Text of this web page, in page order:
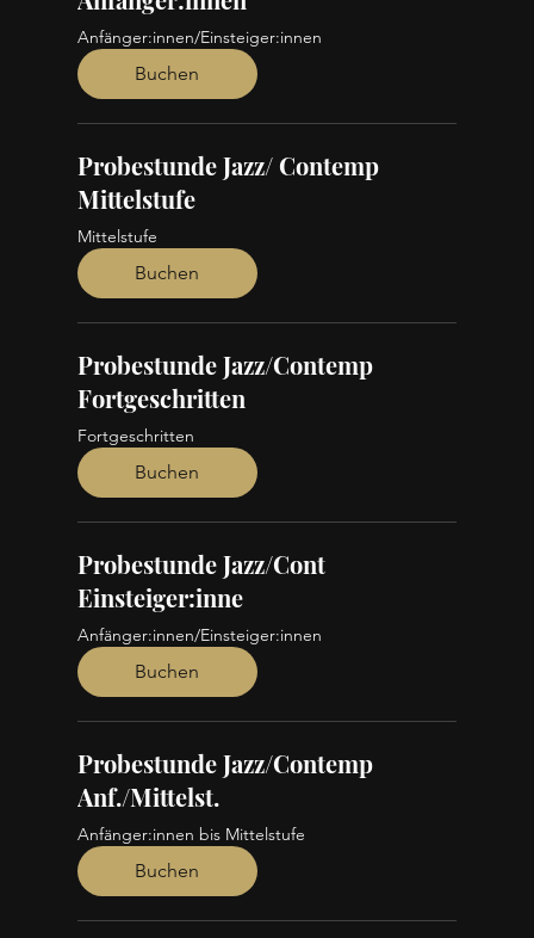
Anfänger:innen/Einsteiger:innen
Buchen
Probestunde Jazz/ Contemp
Mittelstufe
Mittelstufe
Buchen
Probestunde Jazz/Contemp
Fortgeschritten
Fortgeschritten
Buchen
Probestunde Jazz/Cont
Einsteiger:inne
Anfänger:innen/Einsteiger:innen
Buchen
Probestunde Jazz/Contemp
Anf./Mittelst.
Anfänger:innen bis Mittelstufe
Buchen